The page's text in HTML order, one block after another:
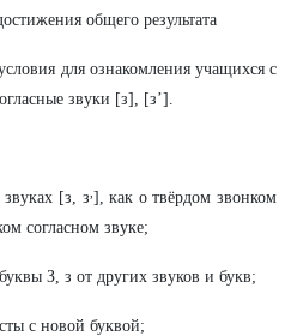
общего результата
для ознакомления учащихся с
звуки [з], [з’].
[з, з ], как о твёрдом звонком
согласном звуке;
З, з от других звуков и букв;
с новой буквой;